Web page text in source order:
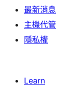
最新消息
主機代管
隱私權
Learn